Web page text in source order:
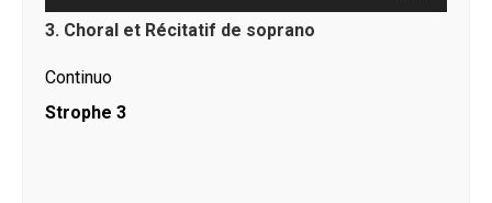
audio
3. Choral et Récitatif de soprano
Continuo
Strophe 3